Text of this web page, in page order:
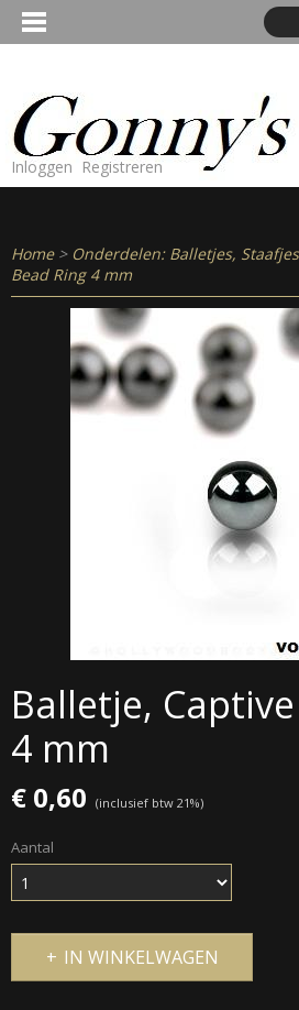
Inloggen Registreren
Home> Onderdelen: Balletjes,
Bead Ring 4 mm
Balletje,
4 mm
€ 0,60 (inclusief btw 21%)
Aantal
IN WINKELWAGEN